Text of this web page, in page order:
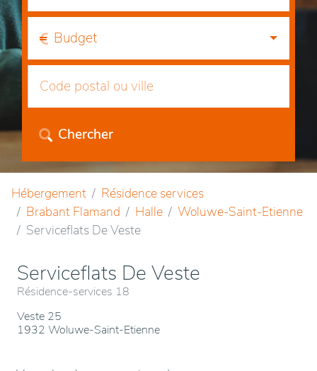
Budget
Chercher
Hébergement
Résidence services
Brabant Flamand
Halle
Woluwe-Saint-Etienne
Serviceflats De Veste
Serviceflats De Veste
Résidence-services 18
Veste 25
1932 Woluwe-Saint-Etienne